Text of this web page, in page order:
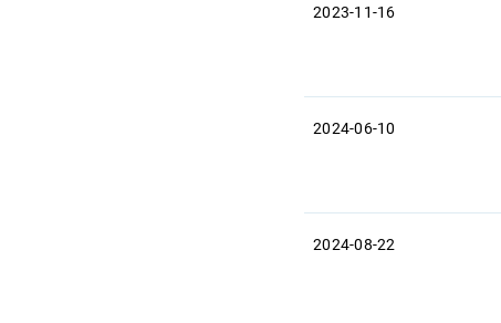
2023-11-16
2024-06-10
2024-08-22